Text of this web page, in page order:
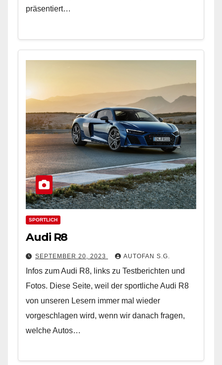
präsentiert…
SPORTLICH
Audi R8
SEPTEMBER 20, 2023 AUTOFAN S.G.
Infos zum Audi R8, links zu Testberichten und
Fotos. Diese Seite, weil der sportliche Audi R8
von unseren Lesern immer mal wieder
vorgeschlagen wird, wenn wir danach fragen,
welche Autos…